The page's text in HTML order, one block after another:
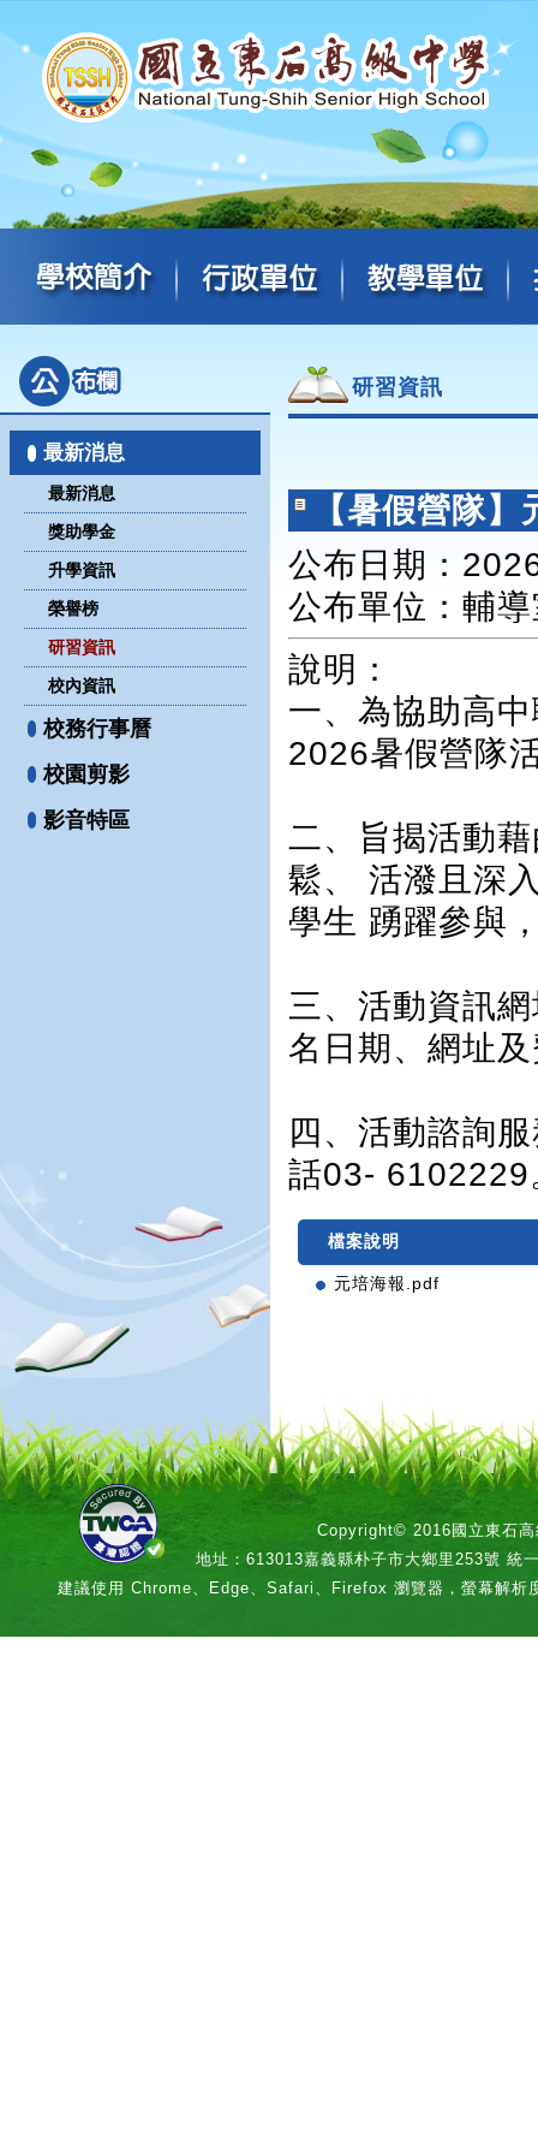
最新消息
最新消息
獎助學金
升學資訊
榮譽榜
研習資訊
校內資訊
校務行事曆
校園剪影
影音特區
研習資訊
【暑假營隊
公布日期：
公布單位 ：輔
說明：
一、為協助高
2026暑假營隊
二、旨揭活動
鬆、 活潑且深
學生 踴躍參與
三、活動資訊
名日期、網址
四、活動諮詢
話03-
檔案說明
元培海報.pdf
Copyright© 2016國立東石高
地址：613013嘉義縣朴子市大鄉里253號 統
建議使用 Chrome、Edge、Safari、Firefox 瀏覽器，螢幕解